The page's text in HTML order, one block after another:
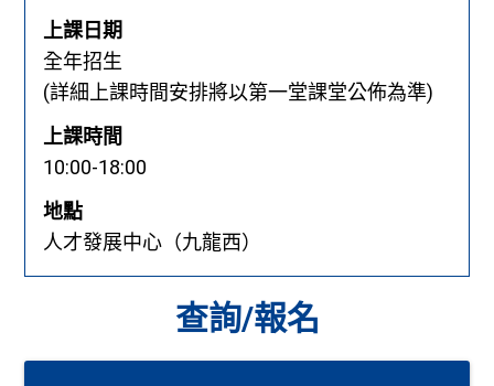
上課日期
全年招生
(詳細上課時間安排將以第一堂課堂公佈為準)
上課時間
10:00-18:00
地點
人才發展中心（九龍西）
查詢/報名